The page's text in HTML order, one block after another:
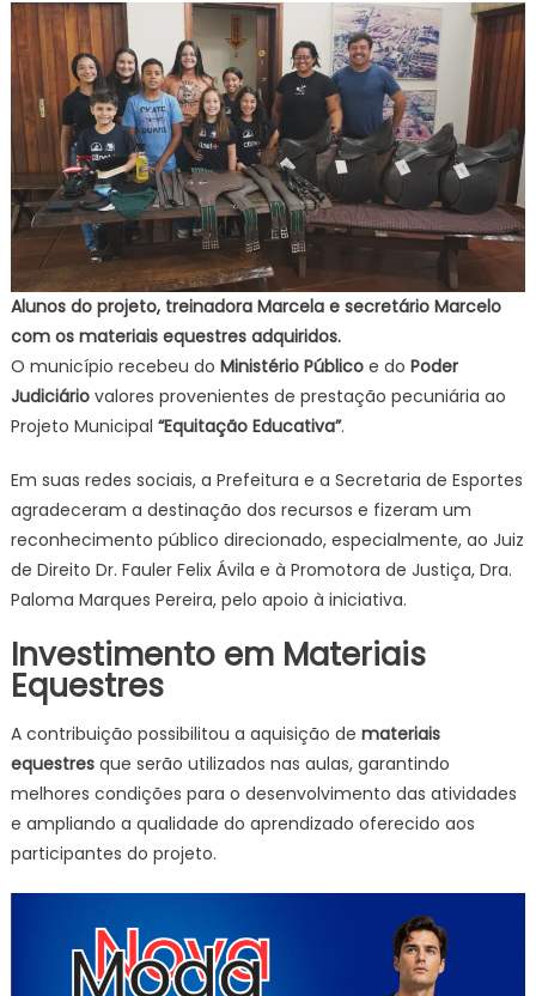
Alunos do projeto, treinadora Marcela e secretário Marcelo
com os materiais equestres adquiridos.
O município recebeu do Ministério Públicoe do Poder
Judiciáriovalores provenientes de prestação pecuniária ao
Projeto Municipal “Equitação Educativa”.
Em suas redes sociais, a Prefeitura e a Secretaria de Esportes
agradeceram a destinação dos recursos e fizeram um
reconhecimento público direcionado, especialmente, ao Juiz
de Direito Dr. Fauler Felix Ávila e à Promotora de Justiça, Dra.
Paloma Marques Pereira, pelo apoio à iniciativa.
Investimento em Materiais
Equestres
A contribuição possibilitou a aquisição de materiais
equestresque serão utilizados nas aulas, garantindo
melhores condições para o desenvolvimento das atividades
e ampliando a qualidade do aprendizado oferecido aos
participantes do projeto.